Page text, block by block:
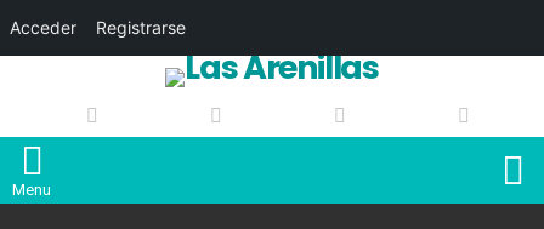
Menu
Acceder Registrarse